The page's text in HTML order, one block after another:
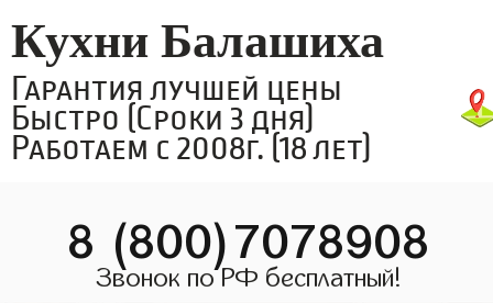
Кухни Балашиха
Гарантия лучшей цены
Быстро (Сроки 3 дня)
Работаем с 2008г. (18 лет)
8 (800)7078908
Звонок по РФ бесплатный!